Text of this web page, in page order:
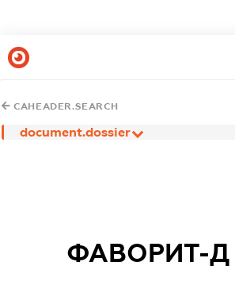
CAHEADER.SEARCH
document.dossier
ФАВОРИТ-Д